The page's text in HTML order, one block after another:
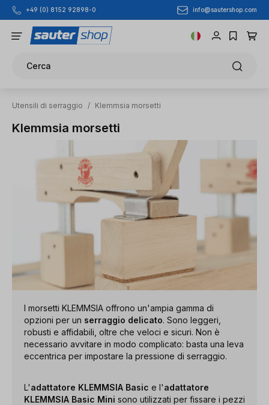
Passa al contenuto principale
+49 (0) 8152 92898-0 info@sautershop.com
Cerca
Utensili di serraggio / Klemmsia morsetti
Klemmsia morsetti
I morsetti KLEMMSIA offrono un'ampia gamma di
opzioni per un serraggio delicato. Sono leggeri,
robusti e affidabili, oltre che veloci e sicuri. Non è
necessario avvitare in modo complicato: basta una leva
eccentrica per impostare la pressione di serraggio.
L'adattatore KLEMMSIA Basic e l'adattatore
KLEMMSIA Basic Mini sono utilizzati per fissare i pezzi